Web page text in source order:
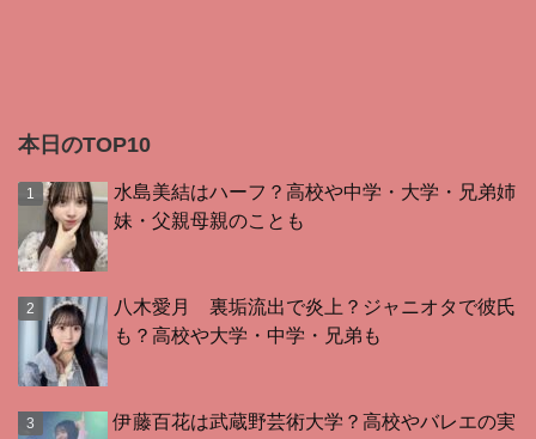
本日のTOP10
水島美結はハーフ？高校や中学・大学・兄弟姉
妹・父親母親のことも
八木愛月 裏垢流出で炎上？ジャニオタで彼氏
も？高校や大学・中学・兄弟も
伊藤百花は武蔵野芸術大学？高校やバレエの実